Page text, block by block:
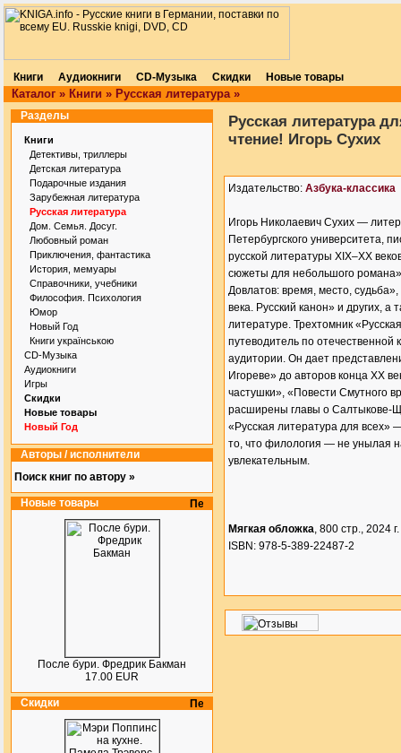
Книги Аудиокниги CD-Музыка Скидки Новые товары
Каталог » Книги » Русская литература»
Разделы
Книги
Детективы, триллеры
Детская литература
Подарочные издания
Зарубежная литература
Русская литература
Дом. Семья. Досуг.
Любовный роман
Приключения, фантастика
История, мемуары
Справочники, учебники
Философия. Психология
Юмор
Новый Год
Книги українською
CD-Музыка
Аудиокниги
Игры
Скидки
Новые товары
Новый Год
Авторы / исполнители
Поиск книг по автору »
Новые товары
После бури. Фредрик Бакман
17.00 EUR
Скидки
Русская литература
чтение! Игорь Сухих
Издательство: Азбука-классика
Игорь Николаевич Сухих —
Петербургского университета,
русской литературы XIX–XX
сюжеты для небольшого
Довлатов: время, место,
века. Русский канон» и других,
литературе. Трехтомник
путеводитель по отечественной
аудитории. Он дает
Игореве» до авторов конца ХХ
частушки», «Повести Смутного
расширены главы о Салтыкове-
«Русская литература для всех»
то, что филология — не унылая
увлекательным.
Мягкая обложка, 800 стр., 2024 г.
ISBN: 978-5-389-22487-2